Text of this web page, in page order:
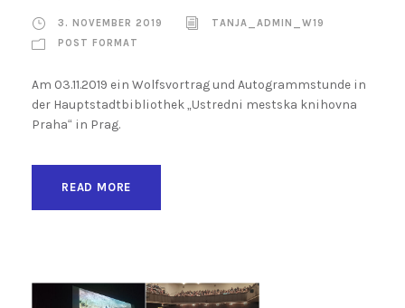
3. NOVEMBER 2019
TANJA_ADMIN_W19
POST FORMAT
Am 03.11.2019 ein Wolfsvortrag und Autogrammstunde in
der Hauptstadtbibliothek „Ustredni mestska knihovna
Praha“ in Prag.
READ MORE